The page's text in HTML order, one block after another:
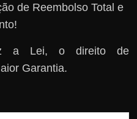
de Reembolso Total e
a Lei, o direito de
Garantia.